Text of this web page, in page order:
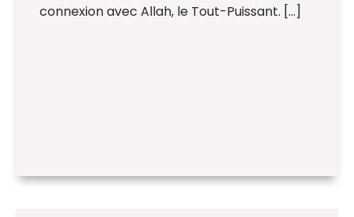
connexion avec Allah, le Tout-Puissant. […]